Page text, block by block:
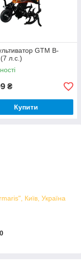
GTM B-
л.с.)
₴
Купити
Київ, Україна